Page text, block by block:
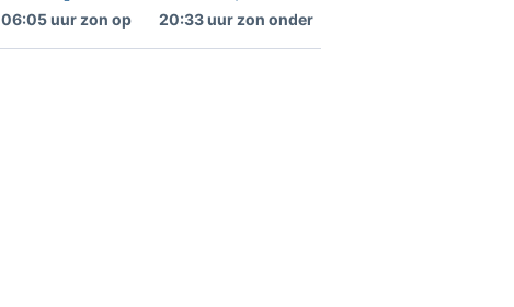
06:05 uur zon op 20:33 uur zon onder